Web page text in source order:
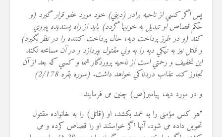
پس اگر كسي از ناحيه برادر (ديني) خود مورد عفو قرار گيرد (و
حكم قصاص او تبديل به خونبها گردد) بايد از راه پسنديده پيروي
كند (و در طرز پرداخت ديه، حال پرداخت كننده را در نظر بگيرد)
و قاتل نيز به نيكي ديه را به ولي مقتول بپردازد و در آن مسامحه نكند
اين تخفيف و رحمتي است از ناحيه پروردگار شما و كسي كه بعد از آن
تجاوز كند عذاب دردناكي خواهد داشت. (سوره بقره 2/178
)
و در مورد دیه، پیامبر(ص) چنین می فرمایند:
"هر کس مؤمنی را به عمد بکشد، او (قاتل) را به خانواده مقتول
تحویل داده می شود. آنها اگر خواستند او را قصاص کرده و می